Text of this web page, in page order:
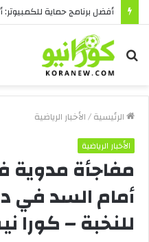
أفضل برنامج حماية للكمبيوتر:
بحث
عن
الرئيسية/الأخبار الرياضية
الأخبار الرياضية
مفاجأة مدوية
أمام السد في
للنخبة – كورا